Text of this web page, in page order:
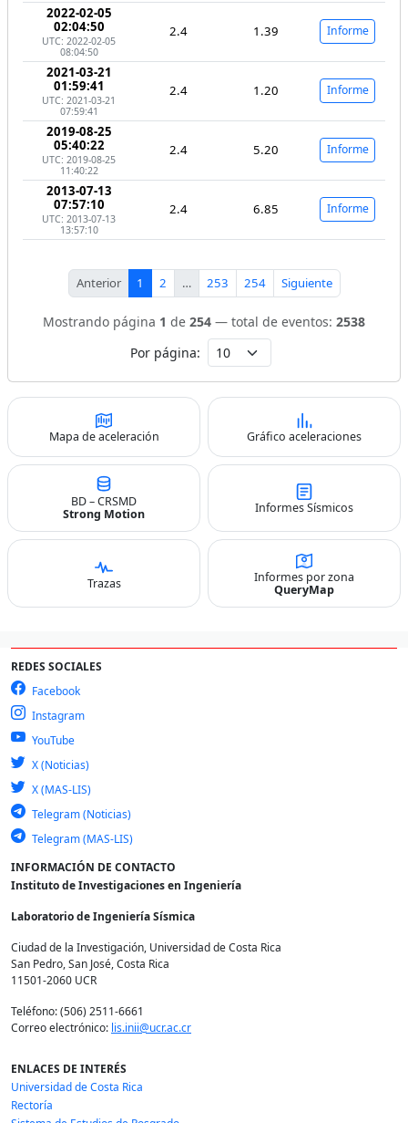
2022-02-05
02:04:50
UTC: 2022-02-05
08:04:50
2.4 1.39 Informe
2021-03-21
01:59:41
UTC: 2021-03-21
07:59:41
2.4 1.20 Informe
2019-08-25
05:40:22
UTC: 2019-08-25
11:40:22
2.4 5.20 Informe
2013-07-13
07:57:10
UTC: 2013-07-13
13:57:10
2.4 6.85 Informe
Anterior 1 2 … 253 254 Siguiente
Mostrando página 1 de 254 — total de eventos: 2538
Por página:
Mapa de aceleración Gráfico aceleraciones
BD – CRSMD
Strong Motion
Informes Sísmicos
Trazas
Informes por zona
QueryMap
REDES SOCIALES
Facebook
Instagram
YouTube
X (Noticias)
X (MAS-LIS)
Telegram (Noticias)
Telegram (MAS-LIS)
INFORMACIÓN DE CONTACTO
Instituto de Investigaciones en Ingeniería
Laboratorio de Ingeniería Sísmica
Ciudad de la Investigación, Universidad de Costa Rica
San Pedro, San José, Costa Rica
11501-2060 UCR
Teléfono: (506) 2511-6661
Correo electrónico: lis.inii@ucr.ac.cr
ENLACES DE INTERÉS
Universidad de Costa Rica
Rectoría